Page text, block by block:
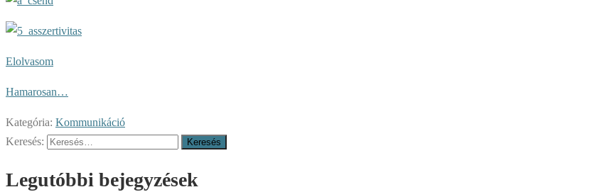
Elolvasom
Hamarosan…
Kategória: Kommunikáció
Keresés:
Legutóbbi bejegyzések